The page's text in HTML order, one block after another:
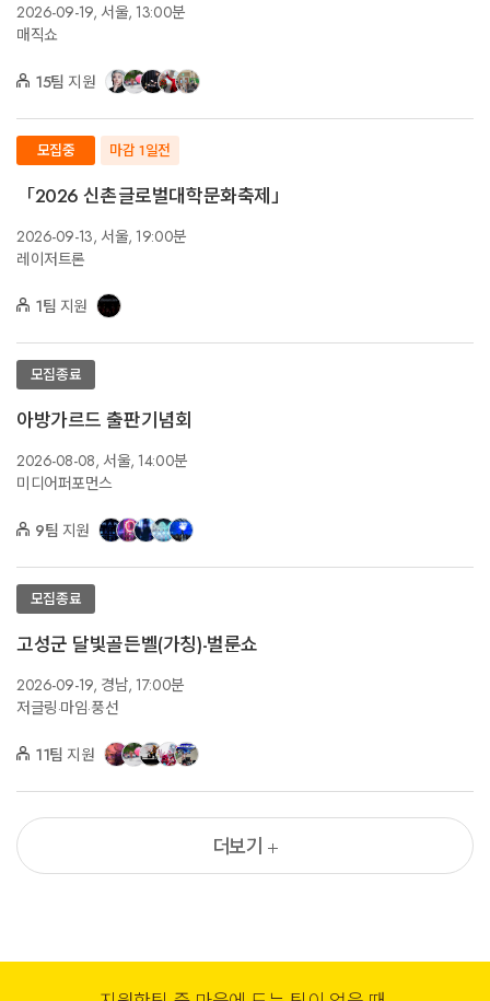
2026-09-19, 서울, 13:00분
매직쇼
15팀 지원
모집중 마감 1일전
「2026 신촌글로벌대학문화축제」
2026-09-13, 서울, 19:00분
레이저트론
1팀 지원
모집종료
아방가르드 출판기념회
2026-08-08, 서울, 14:00분
미디어퍼포먼스
9팀 지원
모집종료
고성군 달빛골든벨(가칭)-벌룬쇼
2026-09-19, 경남, 17:00분
저글링·마임·풍선
11팀 지원
더보기